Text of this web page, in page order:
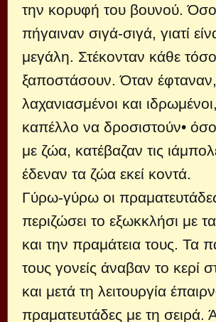
την κορυφή του βουνού.
πήγαιναν σιγά-σιγά, γιατί
μεγάλη. Στέκονταν κάθε
ξαποστάσουν. Όταν έφταναν,
λαχανιασμένοι και
καπέλλο να δροσιστούν•
με ζώα, κατέβαζαν τις
έδεναν τα ζώα εκεί κοντά.
Γύρω-γύρω οι
περιζώσει το εξωκκλήσι με
και την πραμάτεια τους. Τα
τους γονείς άναβαν το κερί
και μετά τη λειτουργία
πραματευτάδες με τη σειρά.